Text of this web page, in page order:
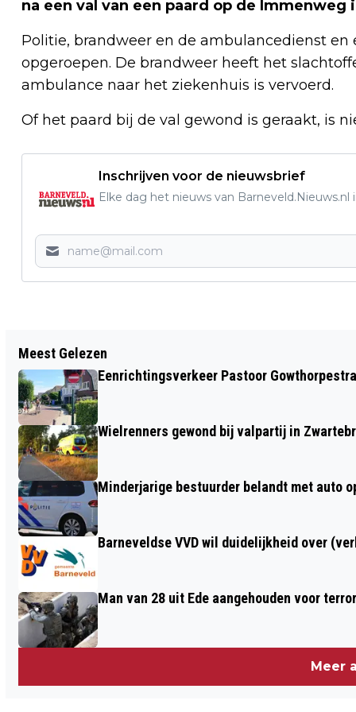
na een val van een paard op de Immenweg
Politie, brandweer en de ambulancedienst
opgeroepen. De brandweer heeft het
ambulance naar het ziekenhuis is vervoerd.
Of het paard bij de val gewond is geraakt, is
Inschrijven voor de nieuwsbrief
Elke dag het nieuws van Barneveld.Nieuws.nl
EEN CLIËNTE VAN ’S HEERENLOO IN
WEKEROM STEEKT HAAR BEGELEIDER
NEER
Meest Gelezen
Eenrichtingsverkeer Pastoor
Wielrenners gewond bij valpartij in
Minderjarige bestuurder belandt met auto
Barneveldse VVD wil duidelijkheid over
Man van 28 uit Ede aangehouden voor
Meer